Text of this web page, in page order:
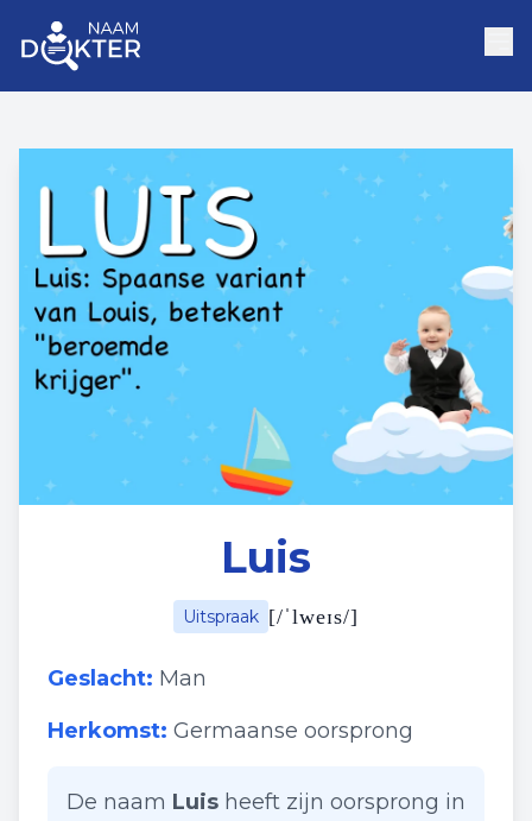
Luis
Uitspraak [/ˈlweɪs/]
Geslacht: Man
Herkomst: Germaanse oorsprong
De naam Luis heeft zijn oorsprong in